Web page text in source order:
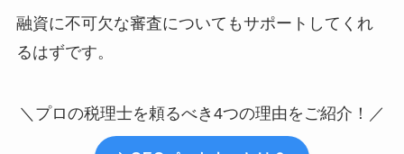
融資に不可欠な審査についてもサポートしてくれ
るはずです。
＼プロの税理士を頼るべき4つの理由をご紹介！／